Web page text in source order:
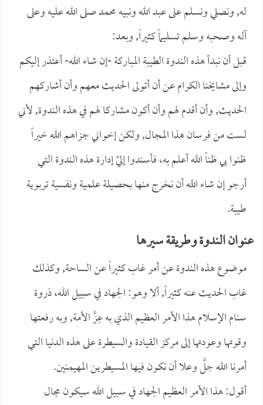
له, ونصلي ونسلم على عبد الله ونبيه محمد صلى الله عليه وعلى
آله وصحبه وسلم تسليماً كثيراً, وبعد:
قبل أن نبدأ هذه الندوة الطيبة المباركة -إن شاء الله- أعتذر إليكم
وإلى مشايخنا الكرام عن أن أتولى الحديث معهم وأن أشاركهم
الحديث, وأن أقدم لهم وأن أكون مشاركا لهم في هذه الندوة, لأني
لست من فرسان هذا المجال, ولكن إخواني جزاهم الله خيراً
ظنوا بي ظناً الله أعلم به، فأسندوا إليّ إدارة هذه الندوة التي
أرجو إن شاء الله أن نخرج منها بحصيلة علمية ونفسية تربوية
طيبة.
عنوان الندوة وطريقة سيرها
موضوع هذه الندوة عن أمر غاب كثيراً عن الساحة, وكذلك
غاب الحديث عنه كثيراً, ألا وهو: الجهاد في سبيل الله، ذروة
سنام الإسلام هذا الأمر العظيم الذي به عِزَّ الأمة, وبه رفعتها
وقوتها وعودتها إلى مركز القيادة والسيطرة على هذه الدنيا التي
أمرنا الله جلَّ وعلا أن نكون فيها المسيطرين المهيمنين.
أقول: هذا الأمر العظيم الجهاد في سبيل الله سيكون مجال